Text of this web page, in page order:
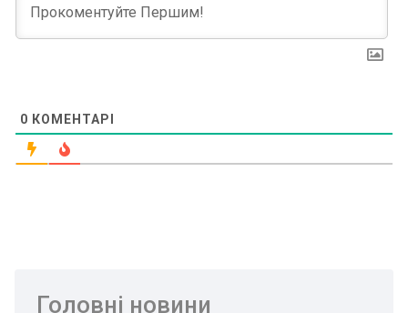
0 КОМЕНТАРІ
Головні новини